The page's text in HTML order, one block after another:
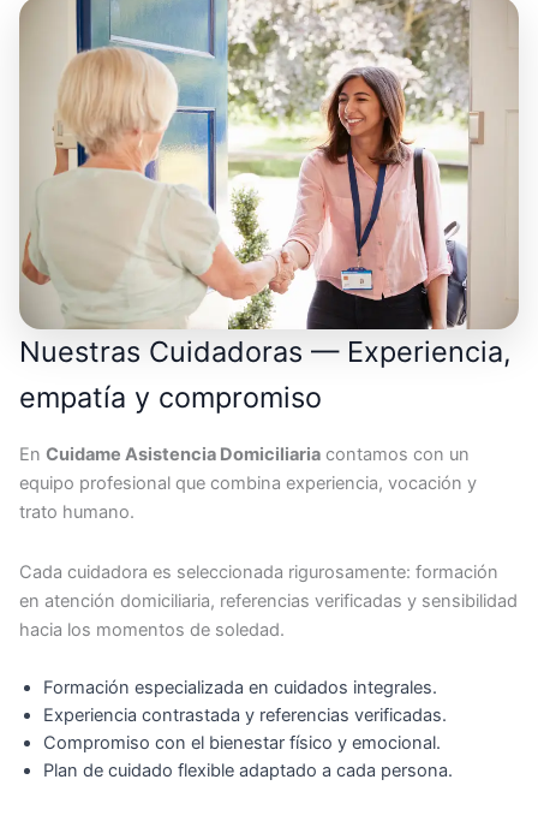
Nuestras Cuidadoras — Experiencia,
empatía y compromiso
En Cuidame Asistencia Domiciliaria contamos con un
equipo profesional que combina experiencia, vocación y
trato humano.
Cada cuidadora es seleccionada rigurosamente: formación
en atención domiciliaria, referencias verificadas y sensibilidad
hacia los momentos de soledad.
Formación especializada en cuidados integrales.
Experiencia contrastada y referencias verificadas.
Compromiso con el bienestar físico y emocional.
Plan de cuidado flexible adaptado a cada persona.